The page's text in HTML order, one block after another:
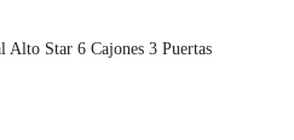
Alto Star 6 Cajones 3 Puertas